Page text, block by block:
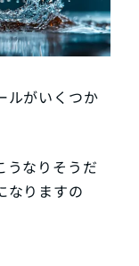
ルがいくつか
うなりそうだ
なりますの